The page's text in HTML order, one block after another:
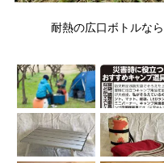
耐熱の広口ボトルな